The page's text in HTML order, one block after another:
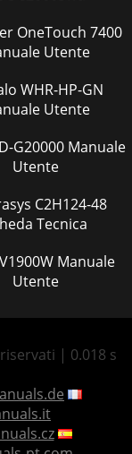
Utente
GN
Utente
Utente
48
Tecnica
Utente
| 0.018 s